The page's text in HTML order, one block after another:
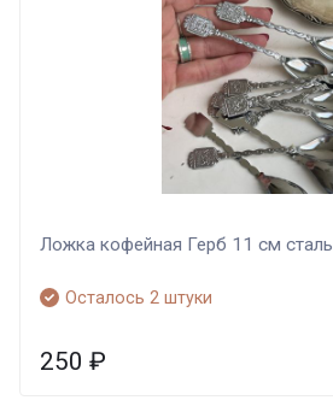
Ложка кофейная Герб 11 см сталь
Осталось 2 штуки
250 ₽